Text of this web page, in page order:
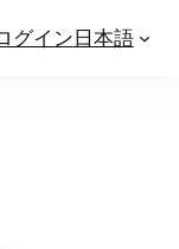
グイン日本語